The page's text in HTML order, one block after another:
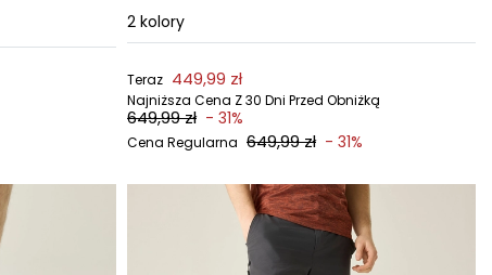
2 kolory
Teraz 449,99 zł
Najniższa Cena Z 30 Dni Przed Obniżką
649,99 zł - 31%
Cena Regularna 649,99 zł - 31%